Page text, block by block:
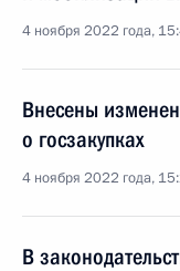
4 ноября 2022 года,
Внесены
о госзакупках
4 ноября 2022 года,
В